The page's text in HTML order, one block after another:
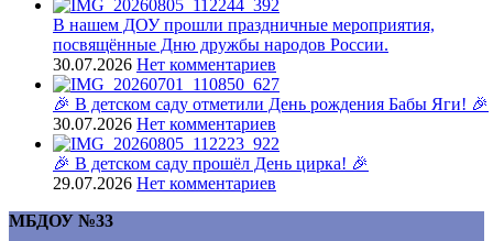
В нашем ДОУ прошли праздничные мероприятия,
посвящённые Дню дружбы народов России.
30.07.2026 Нет комментариев
🎉 В детском саду отметили День рождения Бабы Яги! 🎉
30.07.2026 Нет комментариев
🎉 В детском саду прошёл День цирка! 🎉
29.07.2026 Нет комментариев
МБДОУ №33